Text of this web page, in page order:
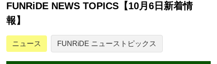
FUNRiDE NEWS TOPICS【10月6日新着情
報】
ニュース FUNRiDE ニューストピックス